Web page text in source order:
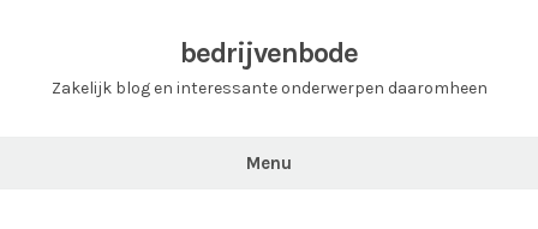
bedrijvenbode
Zakelijk blog en interessante onderwerpen daaromheen
Menu